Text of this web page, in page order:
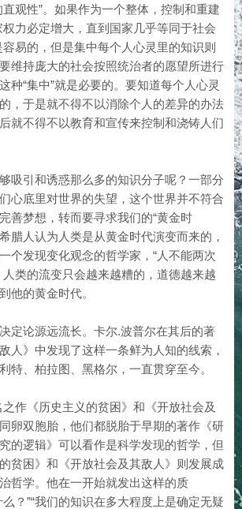
直观性”。如果作为一个整体，控制和重建
权力必定增大，直到国家几乎等同于社会
容易的，但是集中每个人心灵里的知识则
维持庞大的社会按照统治者的愿望所进行
种“集中”就是必要的。要知道每个人心灵
，于是就不得不以消除个人的差异的办法
就不得不以教育和宣传来控制和浇铸人们
吸引和诱惑那么多的知识分子呢？一部分
心底里对世界的失望，这个世界并不符合
善梦想，转而要寻求我们的“黄金时
腊人认为人类是从黄金时代演变而来的，
个发现变化观念的哲学家，“人不能两次
人类的流变只会越来越糟的，道德越来越
他的黄金时代。
定论源远流长。卡尔.波普尔在其后的著
人》中发现了这样一条鲜为人知的线索，
特、柏拉图、黑格尔，一直贯穿至今。
作《历史主义的贫困》和《开放社会及
卵双胞胎，他们都脱胎于早期的著作《研
的逻辑》可以看作是科学发现的哲学，但
贫困》和《开放社会及其敌人》则发展成
哲学。他在一开始就发出这样的质
？”“我们的知识在多大程度上是确定无疑